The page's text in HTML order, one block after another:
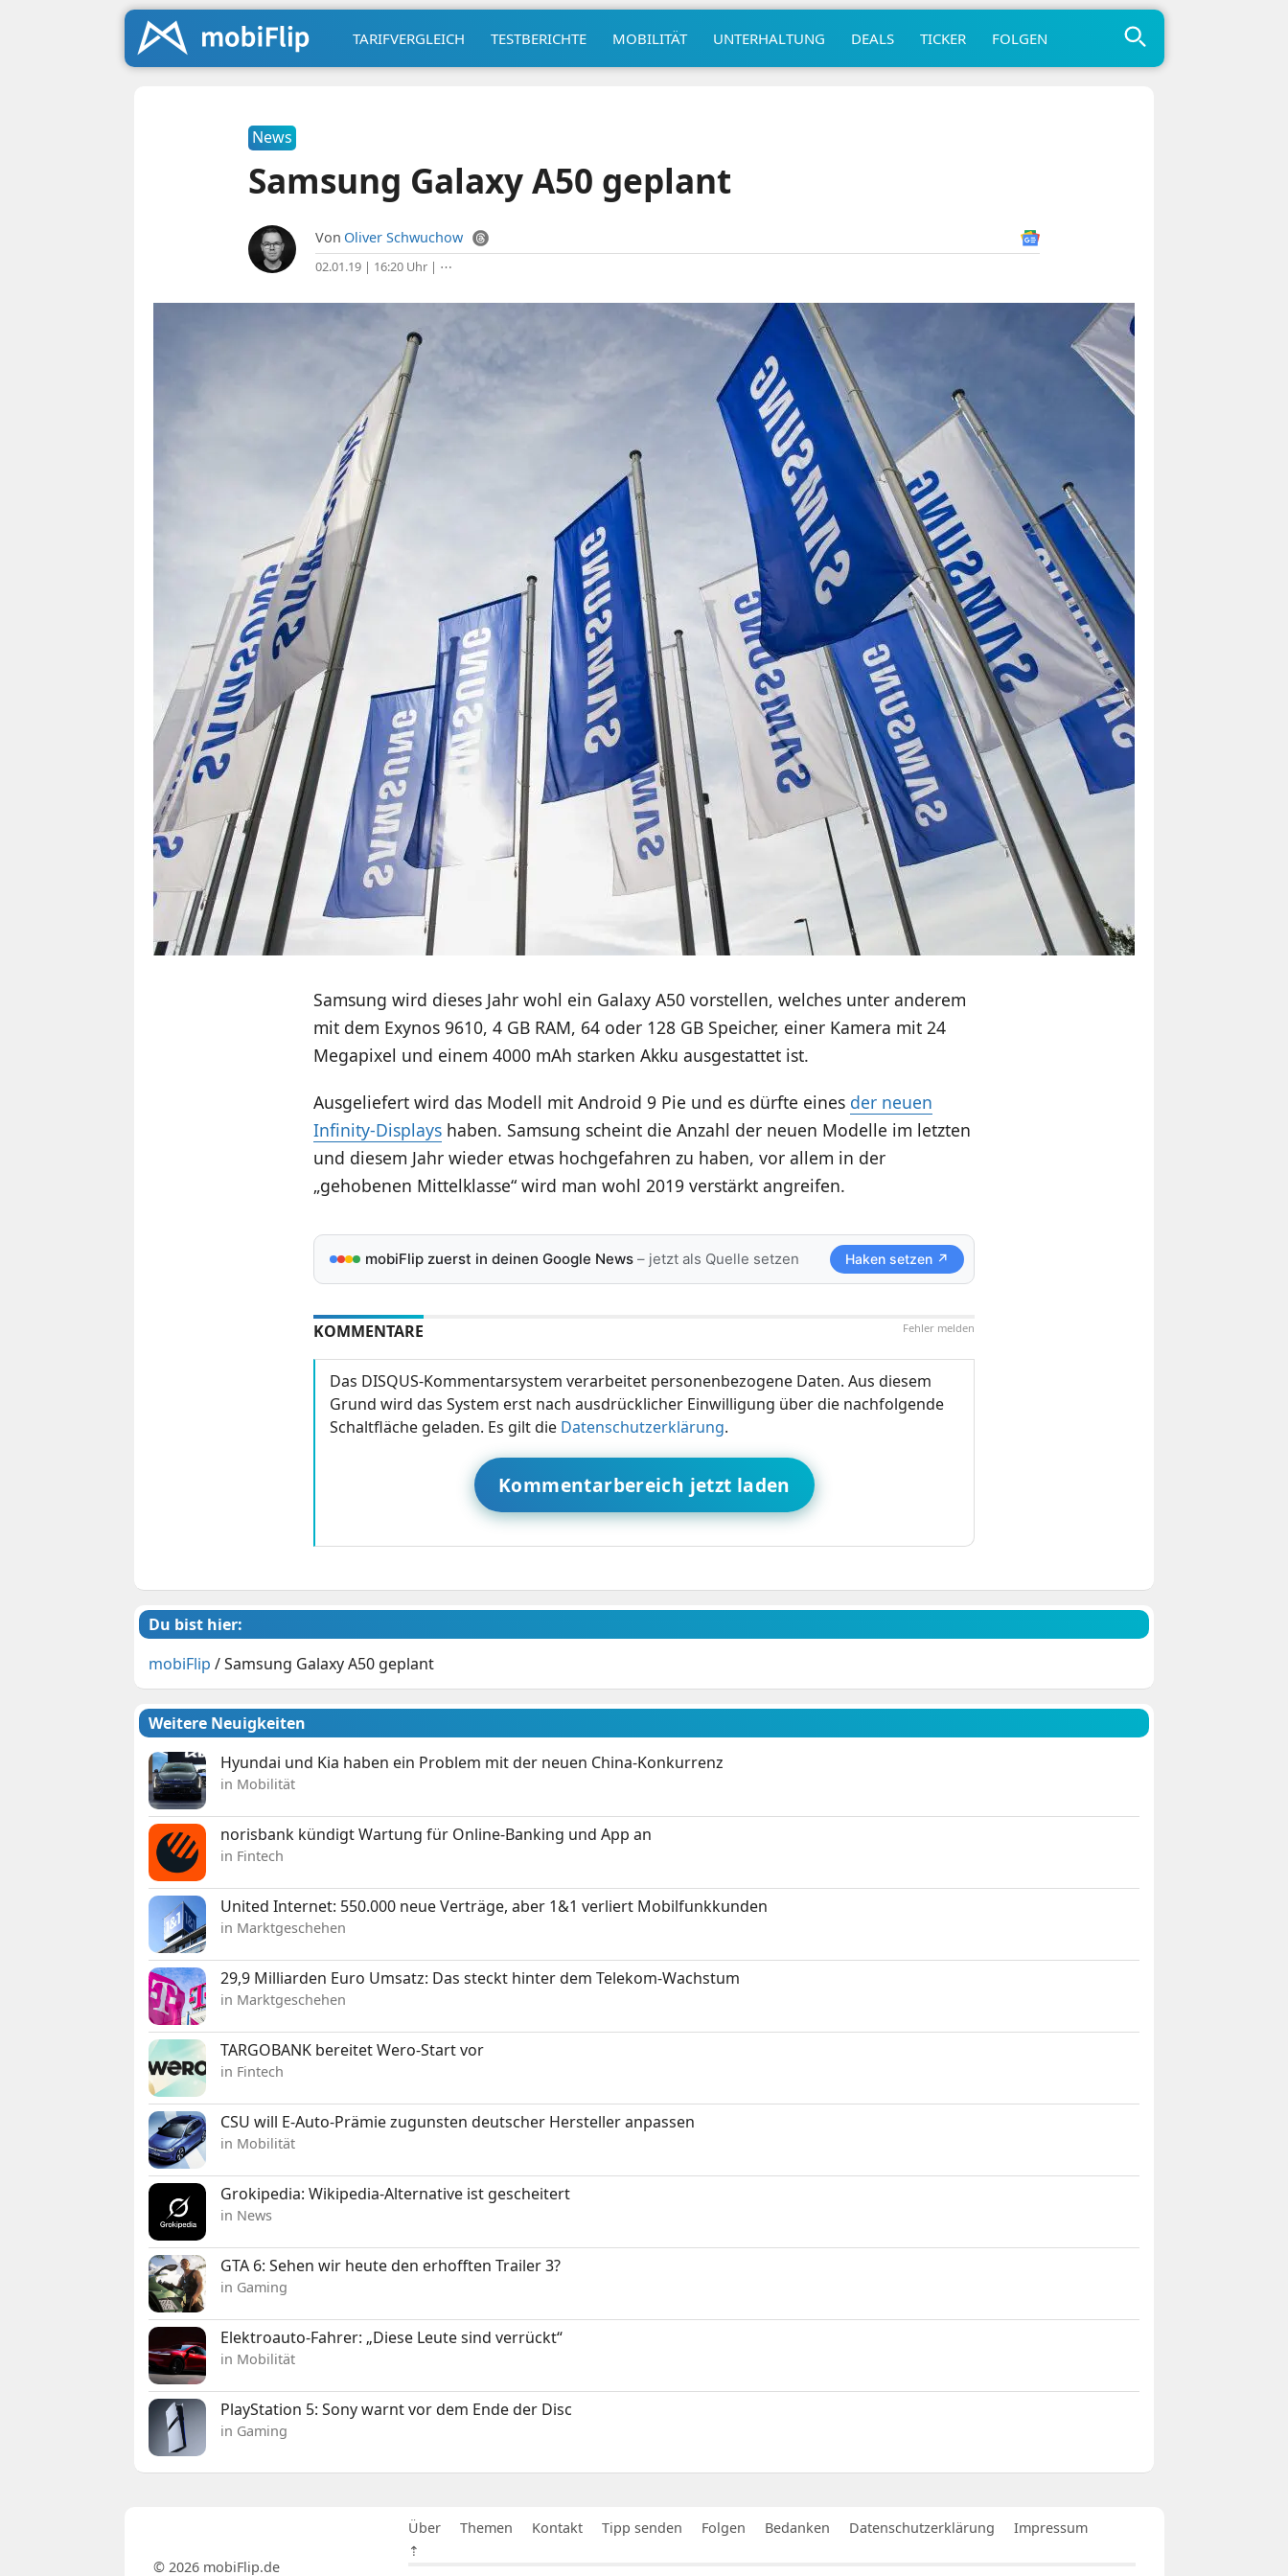
TARIFVERGLEICH TESTBERICHTE MOBILITÄT UNTERHALTUNG DEALS TICKER FOLGEN
News
Samsung Galaxy A50 geplant
Von Oliver Schwuchow
02.01.19 | 16:20 Uhr| ⋯
Samsung wird dieses Jahr wohl ein Galaxy A50 vorstellen, welches unter anderem
mit dem Exynos 9610, 4 GB RAM, 64 oder 128 GB Speicher, einer Kamera mit 24
Megapixel und einem 4000 mAh starken Akku ausgestattet ist.
Ausgeliefert wird das Modell mit Android 9 Pie und es dürfte eines der neuen
Infinity-Displayshaben. Samsung scheint die Anzahl der neuen Modelle im letzten
und diesem Jahr wieder etwas hochgefahren zu haben, vor allem in der
„gehobenen Mittelklasse“ wird man wohl 2019 verstärkt angreifen.
mobiFlip zuerst in deinen Google News– jetzt als Quelle setzen Haken setzen ↗
Fehler melden
KOMMENTARE
Das DISQUS-Kommentarsystem verarbeitet personenbezogene Daten. Aus diesem
Grund wird das System erst nach ausdrücklicher Einwilligung über die nachfolgende
Schaltfläche geladen. Es gilt die Datenschutzerklärung.
Kommentarbereich jetzt laden
Du bist hier:
mobiFlip /Samsung Galaxy A50 geplant
Weitere Neuigkeiten
Hyundai und Kia haben ein Problem mit der neuen China-Konkurrenz
in Mobilität
norisbank kündigt Wartung für Online-Banking und App an
in Fintech
United Internet: 550.000 neue Verträge, aber 1&1 verliert Mobilfunkkunden
in Marktgeschehen
29,9 Milliarden Euro Umsatz: Das steckt hinter dem Telekom-Wachstum
in Marktgeschehen
TARGOBANK bereitet Wero-Start vor
in Fintech
CSU will E-Auto-Prämie zugunsten deutscher Hersteller anpassen
in Mobilität
Grokipedia: Wikipedia-Alternative ist gescheitert
in News
GTA 6: Sehen wir heute den erhofften Trailer 3?
in Gaming
Elektroauto-Fahrer: „Diese Leute sind verrückt“
in Mobilität
PlayStation 5: Sony warnt vor dem Ende der Disc
in Gaming
Über Themen Kontakt Tipp senden Folgen Bedanken Datenschutzerklärung
Impressum
⇡
© 2026 mobiFlip.de